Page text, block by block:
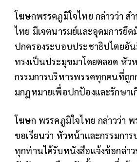
โฆษกพรรคภูมิใจไทย กล่าวว่า ส
ไทย มีเจตนารมย์และอุดมการยึด
ปกครองระบอบประชาธิปไตยอั
ทรงเป็นประมุขมาโดยตลอด หัว
กรรมการบริหารพรรคทุกคนที่ถูก
มกฏหมายเพื่อปกป้องและรักษาเ
โฆษก พรรคภูมิใจไทย กล่าวว่า
ขอเรียนว่า หัวหน้าและกรรมกา
ทุกท่านได้รับหนังสือแจ้งข้อกล่า